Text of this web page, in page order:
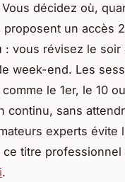
décidez où,
un accès
vous révisez le soir
week-end. Les
le 1er, le 10
continu, sans
experts évite
titre professionnel
.